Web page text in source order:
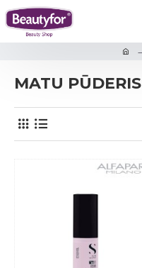
MATU PŪDERIS